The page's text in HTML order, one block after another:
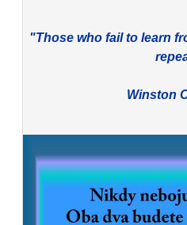
"Those who fail to learn
Winston